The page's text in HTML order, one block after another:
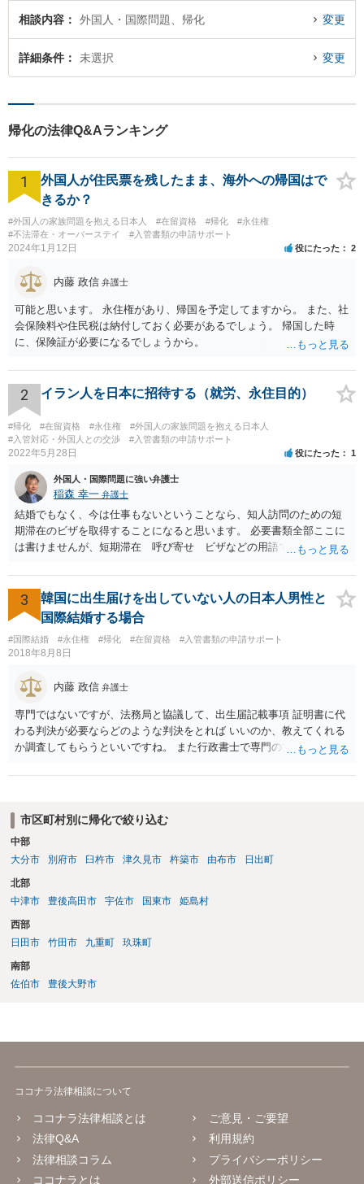
相談内容 外国人・国際問題、帰化 変更
詳細条件 未選択 変更
帰化の法律Q&Aランキング
1
外国人が住民票を残したまま、海外への帰国はで
きるか？
#外国人の家族問題を抱える日本人 #在留資格 #帰化
#永住権
#不法滞在・オーバーステイ
#入管書類の申請サポート
2024年1月12日 役にたった 2
内藤 政信 弁護士
可能と思います。 永住権があり、帰国を予定してますから。 また、社
会保険料や住民税は納付しておく必要があるでしょう。 帰国した時
に、保険証が必要になるでしょうから。
2 イラン人を日本に招待する（就労、永住目的）
#帰化 #在留資格 #永住権
#外国人の家族問題を抱える日本人
#入管対応・外国人との交渉
#入管書類の申請サポート
2022年5月28日 役にたった 1
外国人・国際問題に強い弁護士
稲森 幸一 弁護士
結婚でもなく、今は仕事もないということなら、知人訪問のための短
期滞在のビザを取得することになると思います。 必要書類全部ここに
は書けませんが、短期滞在 呼び寄せ ビザなどの用語で検索すると
す。 それらを揃えて、イランにある日本大使館ににビザを申請するこ
とになります。 期間は通常９０日、３０日、あるいは１５日ですが、
今はコロナもあり刻々と状況が変わっているので、事前に外務省や大
使館に問い合わせたほうがいいかもしれません。ネットでの情報収集
もしたほうがいいと思います
3
韓国に出生届けを出していない人の日本人男性と
国際結婚する場合
#国際結婚 #永住権 #帰化 #在留資格 #入管書類の申請サポート
2018年8月8日
内藤 政信 弁護士
専門ではないですが、法務局と協議して、出生届記載事項 証明書に代
わる判決が必要ならどのような判決をとれば いいのか、教えてくれる
か調査してもらうといいですね。 また行政書士で専門の方がいそうな
市区町村別に帰化で絞り込む
中部
大分市
別府市 臼杵市 津久見市 杵築市 由布市 日出町
北部
中津市
豊後高田市 宇佐市 国東市 姫島村
西部
日田市
竹田市 九重町 玖珠町
南部
佐伯市
豊後大野市
ココナラ法律相談について
ココナラ法律相談とは
法律Q&A
法律相談コラム
ココナラとは
ご意見・ご要望
利用規約
プライバシーポリシー
外部送信ポリシー